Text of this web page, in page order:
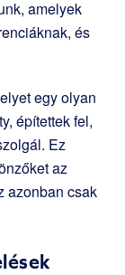
amelyek
és
egy olyan
építettek fel,
Ez
az
azonban csak